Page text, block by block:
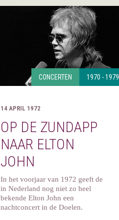
CONCERTEN 1970 - 1979
14 APRIL 1972
OP DE ZUNDAPP
NAAR ELTON
JOHN
In het voorjaar van 1972 geeft de
in Nederland nog niet zo heel
bekende Elton John een
nachtconcert in de Doelen.